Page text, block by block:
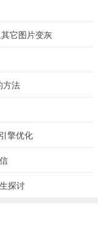
它图片变灰
方法
擎优化
探讨